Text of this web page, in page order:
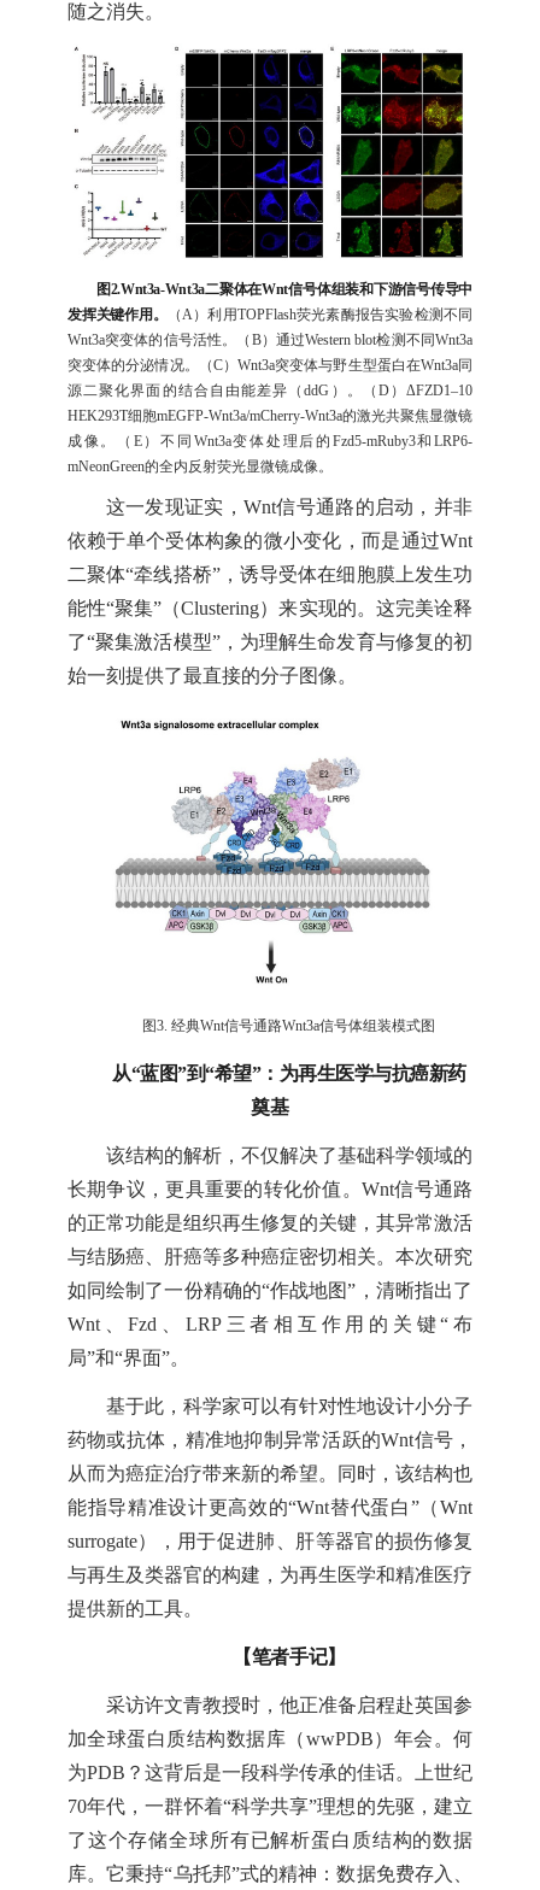
随之消失。
图2.Wnt3a-Wnt3a二聚体在Wnt信号体组装和下游信号传导中
发挥关键作用。
（A）利用TOPFlash荧光素酶报告实验检测不同
Wnt3a突变体的信号活性。（B）通过Western blot检测不同Wnt3a
突变体的分泌情况。（C）Wnt3a突变体与野生型蛋白在Wnt3a同
源二聚化界面的结合自由能差异（ddG）。（D）ΔFZD1–10
HEK293T细胞mEGFP-Wnt3a/mCherry-Wnt3a的激光共聚焦显微镜
成像。（E）不同Wnt3a变体处理后的Fzd5-mRuby3和LRP6-
mNeonGreen的全内反射荧光显微镜成像。
这一发现证实，Wnt信号通路的启动，并非
依赖于单个受体构象的微小变化，而是通过Wnt
二聚体“牵线搭桥”，诱导受体在细胞膜上发生功
能性“聚集”（Clustering）来实现的。这完美诠释
了“聚集激活模型”，为理解生命发育与修复的初
始一刻提供了最直接的分子图像。
图3. 经典Wnt信号通路Wnt3a信号体组装模式图
从“蓝图”到“希望”：为再生医学与抗癌新药
奠基
该结构的解析，不仅解决了基础科学领域的
长期争议，更具重要的转化价值。Wnt信号通路
的正常功能是组织再生修复的关键，其异常激活
与结肠癌、肝癌等多种癌症密切相关。本次研究
如同绘制了一份精确的“作战地图”，清晰指出了
Wnt、Fzd、LRP三者相互作用的关键“布
局”和“界面”。
基于此，科学家可以有针对性地设计小分子
药物或抗体，精准地抑制异常活跃的Wnt信号，
从而为癌症治疗带来新的希望。同时，该结构也
能指导精准设计更高效的“Wnt替代蛋白”（Wnt
surrogate），用于促进肺、肝等器官的损伤修复
与再生及类器官的构建，为再生医学和精准医疗
提供新的工具。
【笔者手记】
采访许文青教授时，他正准备启程赴英国参
加全球蛋白质结构数据库（wwPDB）年会。何
为PDB？这背后是一段科学传承的佳话。上世纪
70年代，一群怀着“科学共享”理想的先驱，建立
了这个存储全球所有已解析蛋白质结构的数据
库。它秉持“乌托邦”式的精神：数据免费存入、